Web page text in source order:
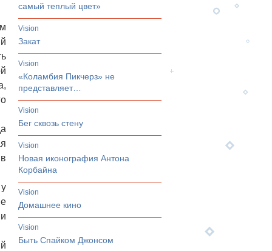
самый теплый цвет»
vision
Закат
vision
«Коламбия Пикчерз» не
представляет…
vision
Бег сквозь стену
vision
Новая иконография Антона
Корбайна
vision
Домашнее кино
vision
Быть Спайком Джонсом